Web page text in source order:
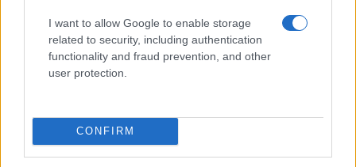
I want to allow Google to enable storage
related to security, including authentication
functionality and fraud prevention, and other
user protection.
CONFIRM
Več iz kategorije Zabava
Poletni spomini, ki ostanejo za
vedno
postajo za digitalne avanture